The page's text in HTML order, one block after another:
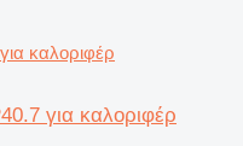
καλοριφέρ
για καλοριφέρ